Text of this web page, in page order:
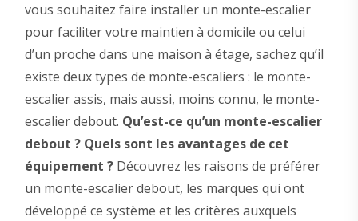
vous souhaitez faire installer un monte-escalier
pour faciliter votre maintien à domicile ou celui
d’un proche dans une maison à étage, sachez qu’il
existe deux types de monte-escaliers : le monte-
escalier assis, mais aussi, moins connu, le monte-
escalier debout. Qu’est-ce qu’un monte-escalier
debout ? Quels sont les avantages de cet
équipement ?Découvrez les raisons de préférer
un monte-escalier debout, les marques qui ont
développé ce système et les critères auxquels